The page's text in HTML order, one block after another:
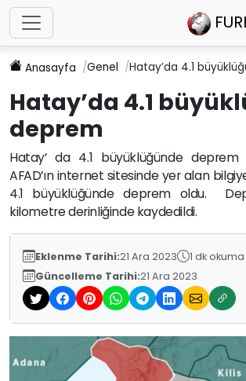
Anasayfa Genel Hatay’da 4.1
Hatay’da 4.1
deprem
Hatay’ da 4.1 büyüklüğünde
AFAD’ın internet sitesinde yer alan
4.1 büyüklüğünde deprem oldu.
kilometre derinliğinde kaydedildi.
Eklenme Tarihi:21 Ara 2023
1 dk
Güncelleme Tarihi:21 Ara 2023